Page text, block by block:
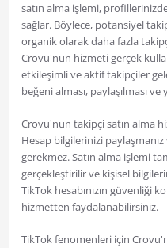
satın alma işlemi,
sağlar. Böylece, potansiyel
organik olarak daha fazla
Crovu'nun hizmeti gerçek
etkileşimli ve aktif takipçiler
beğeni alması, paylaşılması
Crovu'nun takipçi satın alma
Hesap bilgilerinizi
gerekmez. Satın alma işlemi
gerçekleştirilir ve kişisel
TikTok hesabınızın güvenliği
hizmetten faydalanabilirsiniz.
TikTok fenomenleri için